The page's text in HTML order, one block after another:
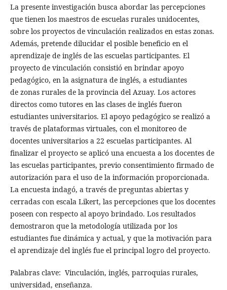
La presente investigación busca abordar las percepciones
que tienen los maestros de escuelas rurales unidocentes,
sobre los proyectos de vinculación realizados en estas zonas.
Además, pretende dilucidar el posible beneficio en el
aprendizaje de inglés de las escuelas participantes. El
proyecto de vinculación consistió en brindar apoyo
pedagógico, en la asignatura de inglés, a estudiantes
de zonas rurales de la provincia del Azuay. Los actores
directos como tutores en las clases de inglés fueron
estudiantes universitarios. El apoyo pedagógico se realizó a
través de plataformas virtuales, con el monitoreo de
docentes universitarios a 22 escuelas participantes. Al
finalizar el proyecto se aplicó una encuesta a los docentes de
las escuelas participantes, previo consentimiento firmado de
autorización para el uso de la información proporcionada.
La encuesta indagó, a través de preguntas abiertas y
cerradas con escala Likert, las percepciones que los docentes
poseen con respecto al apoyo brindado. Los resultados
demostraron que la metodología utilizada por los
estudiantes fue dinámica y actual, y que la motivación para
el aprendizaje del inglés fue el principal logro del proyecto.
Palabras clave: Vinculación, inglés, parroquias rurales,
universidad, enseñanza.